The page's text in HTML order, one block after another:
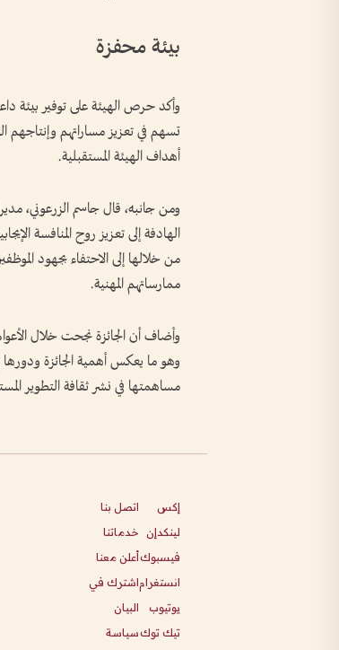
بيئة محفزة
وأكد حرص الهيئة على توفير بيئة
تسهم في تعزيز مساراتهم وإنتاجهم
أهداف الهيئة المستقبلية.
ومن جانبه، قال جاسم الزرعوني، مدير
الهادفة إلى تعزيز روح المنافسة
من خلالها إلى الاحتفاء بجهود
ممارساتهم المهنية.
وأضاف أن الجائزة نجحت خلال
وهو ما يعكس أهمية الجائزة ودورها
مساهمتها في نشر ثقافة التطوير
إكس
لينكدإن
فيسبوك
انستغرام
يوتيوب
تيك توك
اتصل بنا
خدماتنا
أعلن معنا
اشترك في
البيان
سياسة